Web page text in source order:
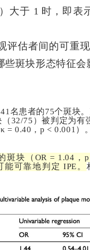
大于 1 时，即表
评估者间的可重
斑块形态特征会
名患者的75个斑块
32/75）被判定为
= 0.40，p < 0.001）。
斑块 （OR = 1.04，
能可靠地判定 IPE。